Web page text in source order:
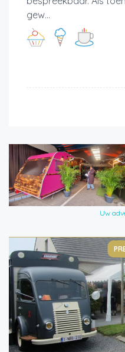
gew...
Uw